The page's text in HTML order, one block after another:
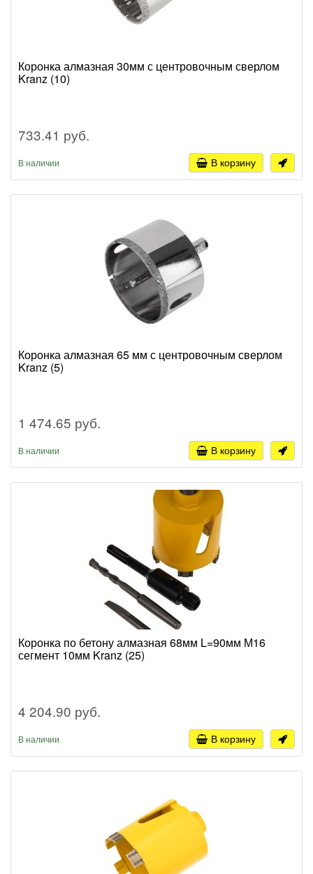
Коронка алмазная 30мм с центровочным сверлом
Kranz (10)
733.41 руб.
В наличии В корзину
Коронка алмазная 65 мм с центровочным сверлом
Kranz (5)
1 474.65 руб.
В наличии В корзину
Коронка по бетону алмазная 68мм L=90мм М16
сегмент 10мм Kranz (25)
4 204.90 руб.
В наличии В корзину